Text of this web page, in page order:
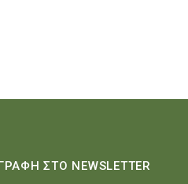
ΣΤΟ NEWSLETTER